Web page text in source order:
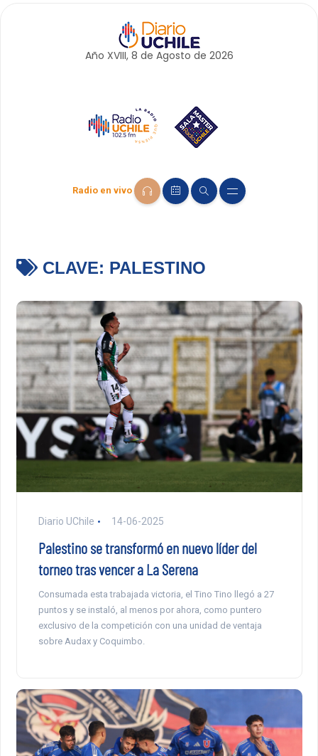
Año XVIII, 8 de Agosto de 2026
Radio en vivo
CLAVE: PALESTINO
Diario UChile 14-06-2025
Palestino se transformó en nuevo líder del
torneo tras vencer a La Serena
Consumada esta trabajada victoria, el Tino Tino llegó a 27
puntos y se instaló, al menos por ahora, como puntero
exclusivo de la competición con una unidad de ventaja
sobre Audax y Coquimbo.